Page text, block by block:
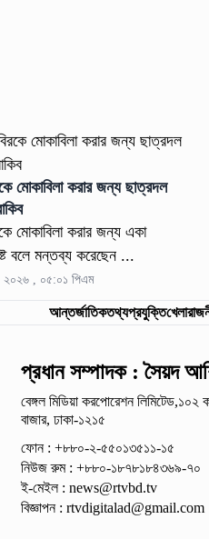
মোকাবিলা করার জন্য ছাত্রদল
মোকাবিলা করার জন্য একা
বলে মন্তব্য করেছেন ...
২০২৬ , ০৫:০১ পিএম
আন্তর্জাতিকতথ্যপ্রযুক্তিখেলা
প্রধান সম্পাদক : সৈয়দ
বেঙ্গল মিডিয়া করপোরেশন
বাজার, ঢাকা-১২১৫
ফোন : +৮৮০-২-৫৫০১৩৫১১-১৫
নিউজ রুম : +৮৮০-১৮৭৮১৮৪৩৬৯-৭০
ই-মেইল : news@rtvbd.tv
বিজ্ঞাপন : rtvdigitalad@gmail.com